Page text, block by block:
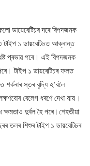
ডায়েবেটিচৰ দৰে বিপদজনক
টাইপ ১ ডায়বেটিচত আক্ৰান্ত
প্ৰভাৱ পৰে। এই বিপদজনক
টাইপ ১ ডায়বেটিচৰ ফলত
স্তৰ বৃদ্ধি হ’বলৈ
বেলেগ ধৰণে দেখা যায়।
দুৰ্বল হৈ পৰে।শেহতীয়া
তলৰ শিশুৰ টাইপ ১ ডায়বেটিচৰ